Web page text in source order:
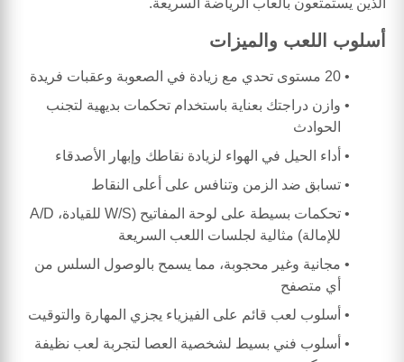
الذين يستمتعون بألعاب الرياضة السريعة.
أسلوب اللعب والميزات
20 مستوى تحدي مع زيادة في الصعوبة وعقبات فريدة
وازن دراجتك بعناية باستخدام تحكمات بديهية لتجنب
الحوادث
أداء الحيل في الهواء لزيادة نقاطك وإبهار الأصدقاء
تسابق ضد الزمن وتنافس على أعلى النقاط
تحكمات بسيطة على لوحة المفاتيح (W/S للقيادة، A/D
للإمالة) مثالية لجلسات اللعب السريعة
مجانية وغير محجوبة، مما يسمح بالوصول السلس من
أي متصفح
أسلوب لعب قائم على الفيزياء يجزي المهارة والتوقيت
أسلوب فني بسيط لشخصية العصا لتجربة لعب نظيفة